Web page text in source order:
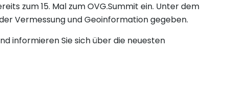
zum 15. Mal zum OVG.Summit ein. Unter dem
Vermessung und Geoinformation gegeben.
informieren Sie sich über die neuesten